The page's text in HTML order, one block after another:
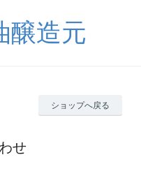
醸造元
ショップへ戻る
せ